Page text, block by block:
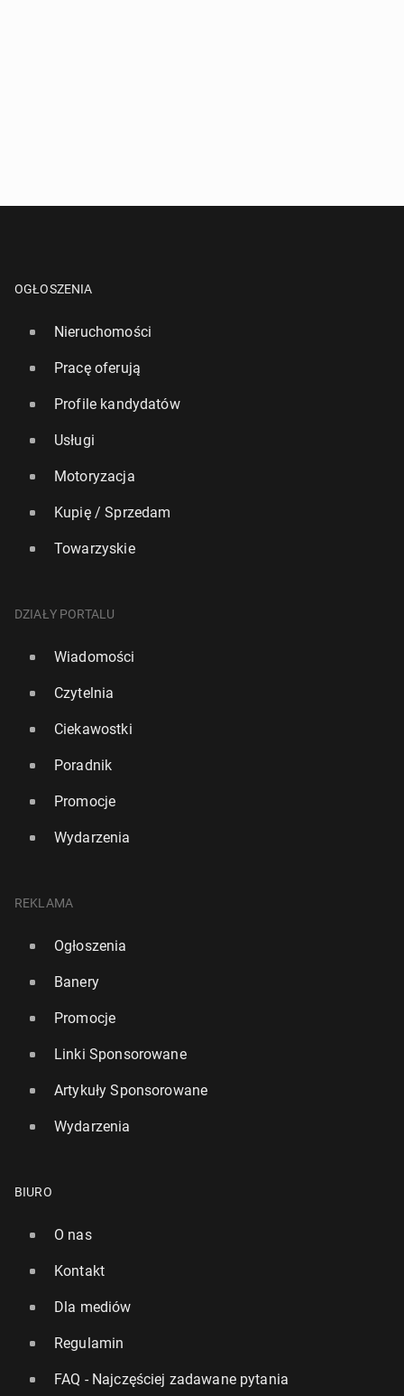
OGŁOSZENIA
Nieruchomości
Pracę oferują
Profile kandydatów
Usługi
Motoryzacja
Kupię / Sprzedam
Towarzyskie
DZIAŁY PORTALU
Wiadomości
Czytelnia
Ciekawostki
Poradnik
Promocje
Wydarzenia
REKLAMA
Ogłoszenia
Banery
Promocje
Linki Sponsorowane
Artykuły Sponsorowane
Wydarzenia
BIURO
O nas
Kontakt
Dla mediów
Regulamin
FAQ - Najczęściej zadawane pytania